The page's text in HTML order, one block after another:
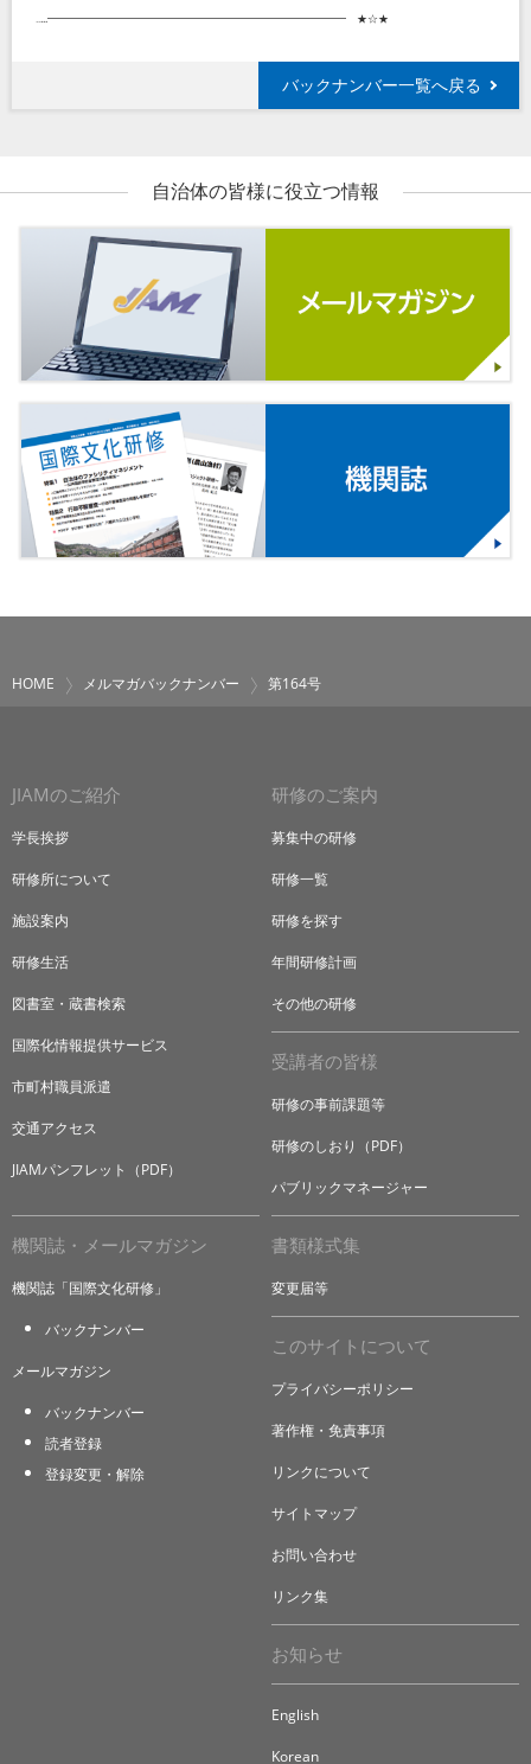
‥...━━━━━━━━━━━━━━━━━━━━━━━━━━━━ ★☆★
バックナンバー一覧へ戻る
自治体の皆様に役立つ情報
HOME メルマガバックナンバー 第164号
JIAMのご紹介
学長挨拶
研修所について
施設案内
研修生活
図書室・蔵書検索
国際化情報提供サービス
市町村職員派遣
交通アクセス
JIAMパンフレット（PDF）
研修のご案内
募集中の研修
研修一覧
研修を探す
年間研修計画
その他の研修
受講者の皆様
研修の事前課題等
研修のしおり（PDF）
パブリックマネージャー
機関誌・メールマガジン
機関誌「国際文化研修」
バックナンバー
メールマガジン
バックナンバー
読者登録
登録変更・解除
書類様式集
変更届等
このサイトについて
プライバシーポリシー
著作権・免責事項
リンクについて
サイトマップ
お問い合わせ
リンク集
お知らせ
English
Korean